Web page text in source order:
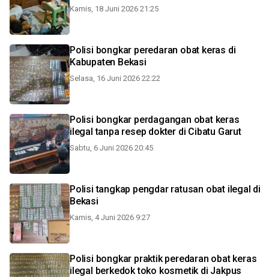
Kamis, 18 Juni 2026 21:25
Polisi bongkar peredaran obat keras di
Kabupaten Bekasi
Selasa, 16 Juni 2026 22:22
Polisi bongkar perdagangan obat keras
ilegal tanpa resep dokter di Cibatu Garut
Sabtu, 6 Juni 2026 20:45
Polisi tangkap pengdar ratusan obat ilegal di
Bekasi
Kamis, 4 Juni 2026 9:27
Polisi bongkar praktik peredaran obat keras
ilegal berkedok toko kosmetik di Jakpus